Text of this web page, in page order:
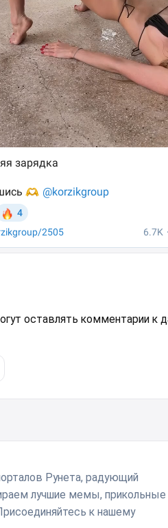
оставлять комментарии к
Рунета, радующий
лучшие мемы, прикольные
к нашему